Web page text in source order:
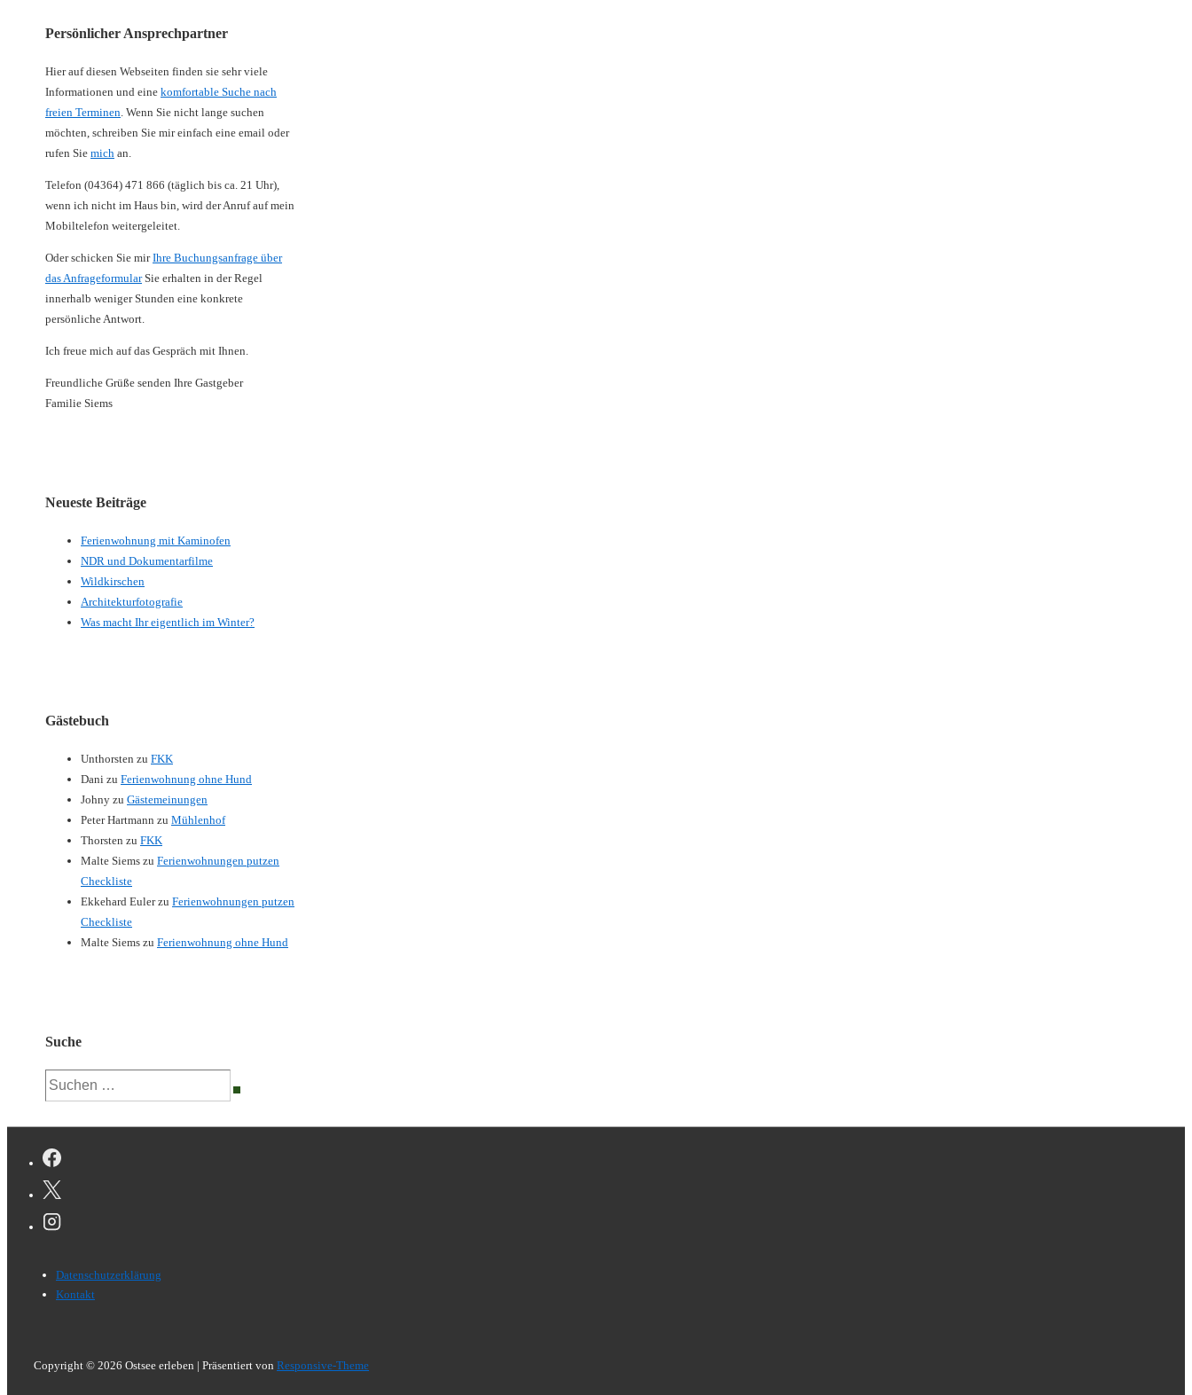
Persönlicher Ansprechpartner
Hier auf diesen Webseiten finden sie sehr viele
Informationen und eine komfortable Suche nach
freien Terminen. Wenn Sie nicht lange suchen
möchten, schreiben Sie mir einfach eine email oder
rufen Sie mich an.
Telefon (04364) 471 866 (täglich bis ca. 21 Uhr),
wenn ich nicht im Haus bin, wird der Anruf auf mein
Mobiltelefon weitergeleitet.
Oder schicken Sie mirIhre Buchungsanfrage über
das AnfrageformularSie erhalten in der Regel
innerhalb weniger Stunden eine konkrete
persönliche Antwort.
Ich freue mich auf das Gespräch mit Ihnen.
Freundliche Grüße senden Ihre Gastgeber
Familie Siems
Neueste Beiträge
Ferienwohnung mit Kaminofen
NDR und Dokumentarfilme
Wildkirschen
Architekturfotografie
Was macht Ihr eigentlich im Winter?
Gästebuch
Unthorsten zu FKK
Dani zu Ferienwohnung ohne Hund
Johny zu Gästemeinungen
Peter Hartmann zu Mühlenhof
Thorsten zu FKK
Malte Siems zu Ferienwohnungen putzen
Checkliste
Ekkehard Eulerzu Ferienwohnungen putzen
Checkliste
Malte Siems zu Ferienwohnung ohne Hund
Suche
Suchen
nach:
Footer-
Menü
Datenschutzerklärung
Kontakt
Copyright © 2026 Ostsee erleben | Präsentiert von Responsive-Theme